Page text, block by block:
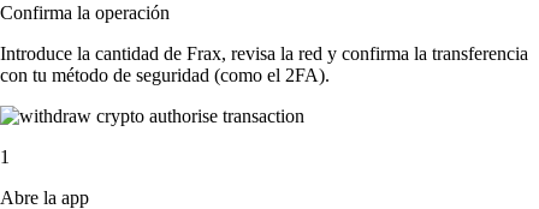
Confirma la operación
Introduce la cantidad de Frax, revisa la red y confirma la transferencia
con tu método de seguridad (como el 2FA).
1
Abre la app